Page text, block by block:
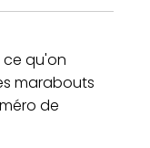
ce qu'on
marabouts
de